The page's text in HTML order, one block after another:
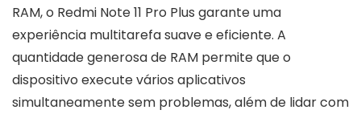
RAM, o Redmi Note 11 Pro Plus garante uma
experiência multitarefa suave e eficiente. A
quantidade generosa de RAM permite que o
dispositivo execute vários aplicativos
simultaneamente sem problemas, além de lidar com